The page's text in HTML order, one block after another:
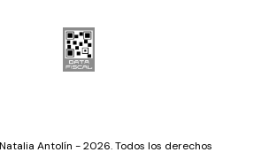
Antolín - 2026. Todos los derechos